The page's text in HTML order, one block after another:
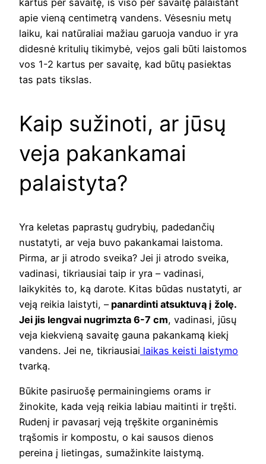
apie vieną centimetrą vandens. Vėsesniu metų
laiku, kai natūraliai mažiau garuoja vanduo ir yra
didesnė kritulių tikimybė, vejos gali būti laistomos
vos 1-2 kartus per savaitę, kad būtų pasiektas
tas pats tikslas.
Kaip sužinoti, ar jūsų
veja pakankamai
palaistyta?
Yra keletas paprastų gudrybių, padedančių
nustatyti, ar veja buvo pakankamai laistoma.
Pirma, ar ji atrodo sveika? Jei ji atrodo sveika,
vadinasi, tikriausiai taip ir yra – vadinasi,
laikykitės to, ką darote. Kitas būdas nustatyti, ar
veją reikia laistyti, –panardinti atsuktuvą į žolę.
Jei jis lengvai nugrimzta 6-7 cm, vadinasi, jūsų
veja kiekvieną savaitę gauna pakankamą kiekį
vandens. Jei ne, tikriausiai laikas keisti laistymo
tvarką.
Būkite pasiruošę permainingiems orams ir
žinokite, kada veją reikia labiau maitinti ir tręšti.
Rudenį ir pavasarį veją tręškite organinėmis
trąšomis ir kompostu, o kai sausos dienos
pereina į lietingas, sumažinkite laistymą.